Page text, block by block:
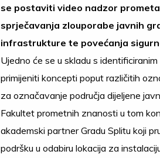
se postaviti video nadzor
sprječavanja zlouporabe javnih
infrastrukture te povećanja
Ujedno će se u skladu s
primijeniti koncepti poput različitih
za označavanje područja dijeljene
Fakultet prometnih znanosti u tom
akademski partner Gradu Splitu koji
podršku u odabiru lokacija za